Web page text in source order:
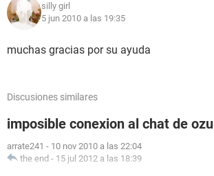
silly girl
5 jun 2010 a las 19:35
muchas gracias por su ayuda
Discusiones similares
imposible conexion al chat de ozu
arrate241 - 10 nov 2010 a las 22:04
the end - 15 jul 2012 a las 18:39